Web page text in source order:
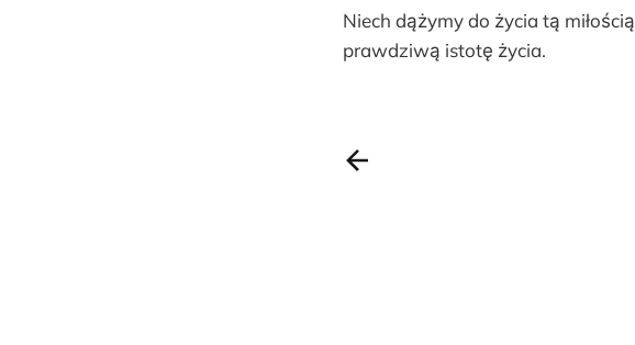
Niech dążymy do życia tą
prawdziwą istotę życia.